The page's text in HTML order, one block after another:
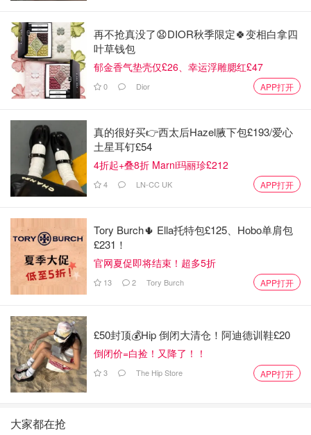
再不抢真没了😧DIOR秋季限定🍀变相白拿四
叶草钱包
郁金香气垫壳仅£26、幸运浮雕腮红£47
0 Dior APP打开
真的很好买👉西太后Hazel腋下包£193/爱心
土星耳钉£54
4折起+叠8折 Marni玛丽珍£212
4 LN-CC UK APP打开
Tory Burch🌵 Ella托特包£125、Hobo单肩包
£231！
官网夏促即将结束！超多5折
13 2 Tory Burch APP打开
£50封顶💰Hip 倒闭大清仓！阿迪德训鞋£20
倒闭价=白捡！又降了！！
3 The Hip Store APP打开
大家都在抢